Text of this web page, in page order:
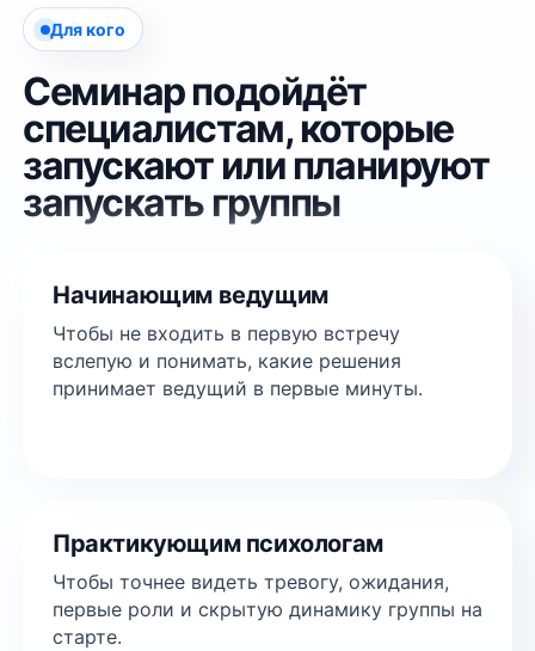
Для кого
Семинар подойдёт
специалистам, которые
запускают или планируют
запускать группы
Начинающим ведущим
Чтобы не входить в первую встречу
вслепую и понимать, какие решения
принимает ведущий в первые минуты.
Практикующим психологам
Чтобы точнее видеть тревогу, ожидания,
первые роли и скрытую динамику группы на
старте.